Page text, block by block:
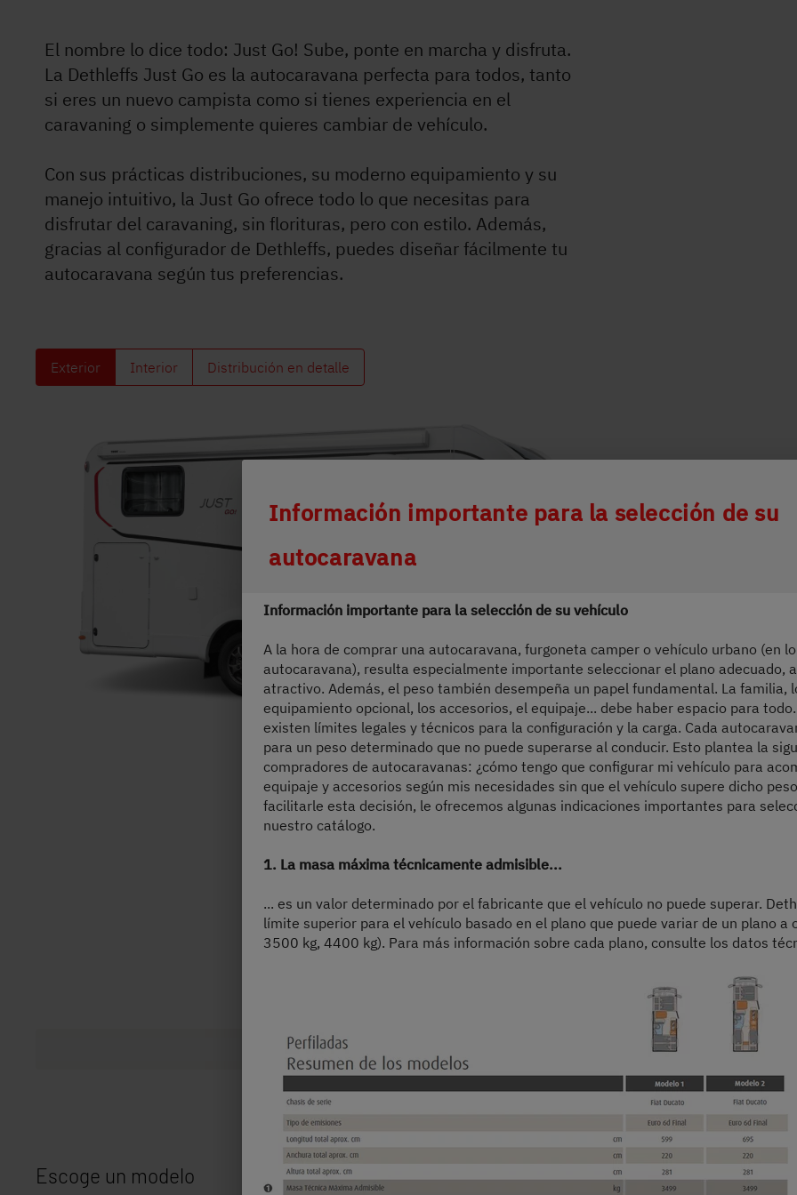
Servicio
El nombre lo dice todo: Just Go! Sube, ponte en marcha y disfruta.
La Dethleffs Just Go es la autocaravana perfecta para todos, tanto
si eres un nuevo campista como si tienes experiencia en el
caravaning o simplemente quieres cambiar de vehículo.
Con sus prácticas distribuciones, su moderno equipamiento y su
manejo intuitivo, la Just Go ofrece todo lo que necesitas para
disfrutar del caravaning, sin florituras, pero con estilo. Además,
gracias al configurador de Dethleffs, puedes diseñar fácilmente tu
autocaravana según tus preferencias.
Exterior Interior Distribución en detalle
Escoge un modelo
Durch Scrolling wird der Button zum
Información importante para la selección de su
autocaravana
Información importante para la selección de su vehículo
A la hora de comprar una autocaravana, furgoneta camper o vehículo urbano (en
autocaravana), resulta especialmente importante seleccionar el plano adecuado,
atractivo. Además, el peso también desempeña un papel fundamental. La familia,
equipamiento opcional, los accesorios, el equipaje... debe haber espacio para
existen límites legales y técnicos para la configuración y la carga. Cada
para un peso determinado que no puede superarse al conducir. Esto plantea la
compradores de autocaravanas: ¿cómo tengo que configurar mi vehículo para
equipaje y accesorios según mis necesidades sin que el vehículo supere dicho
facilitarle esta decisión, le ofrecemos algunas indicaciones importantes para
nuestro catálogo.
1. La masa máxima técnicamente admisible...
... es un valor determinado por el fabricante que el vehículo no puede superar.
límite superior para el vehículo basado en el plano que puede variar de un plano a
3500 kg, 4400 kg). Para más información sobre cada plano, consulte los datos